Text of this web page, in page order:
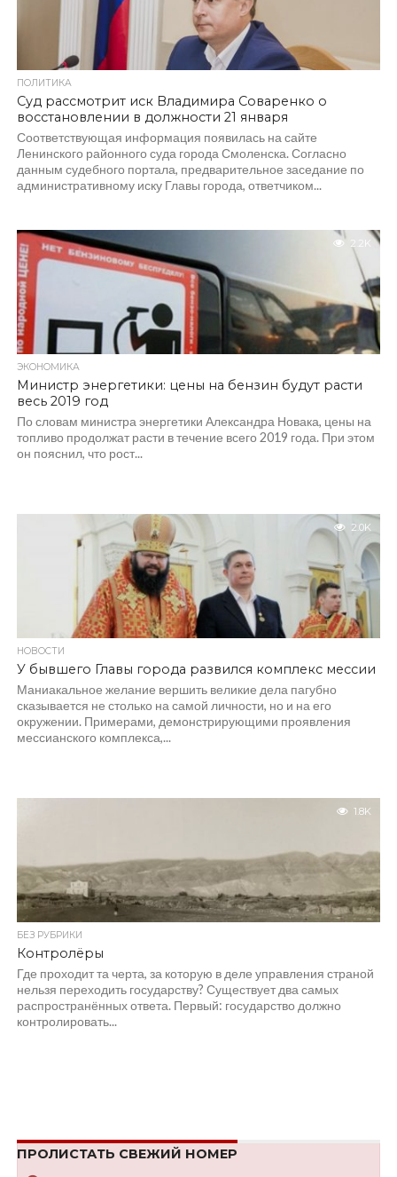
ПОЛИТИКА
Суд рассмотрит иск Владимира Соваренко о
восстановлении в должности 21 января
Соответствующая информация появилась на сайте
Ленинского районного суда города Смоленска. Согласно
данным судебного портала, предварительное заседание по
административному иску Главы города, ответчиком...
2.2K
ЭКОНОМИКА
Министр энергетики: цены на бензин будут расти
весь 2019 год
По словам министра энергетики Александра Новака, цены на
топливо продолжат расти в течение всего 2019 года. При этом
он пояснил, что рост...
2.0K
НОВОСТИ
У бывшего Главы города развился комплекс мессии
Маниакальное желание вершить великие дела пагубно
сказывается не столько на самой личности, но и на его
окружении. Примерами, демонстрирующими проявления
мессианского комплекса,...
1.8K
БЕЗ РУБРИКИ
Контролёры
Где проходит та черта, за которую в деле управления страной
нельзя переходить государству? Существует два самых
распространённых ответа. Первый: государство должно
контролировать...
ПРОЛИСТАТЬ СВЕЖИЙ НОМЕР